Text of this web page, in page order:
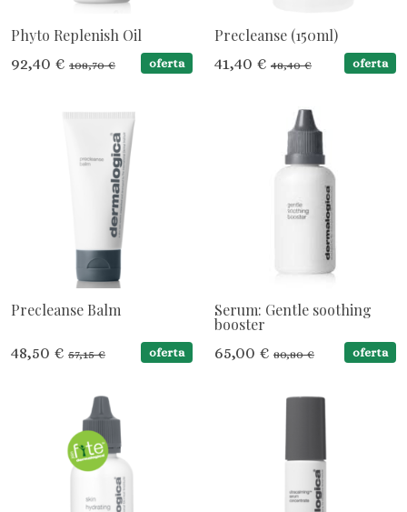
Phyto Replenish Oil
92,40 € 108,70 € oferta
Precleanse (150ml)
41,40 € 48,40 € oferta
Precleanse Balm
48,50 € 57,15 € oferta
Serum: Gentle soothing
booster
65,00 € 80,80 € oferta